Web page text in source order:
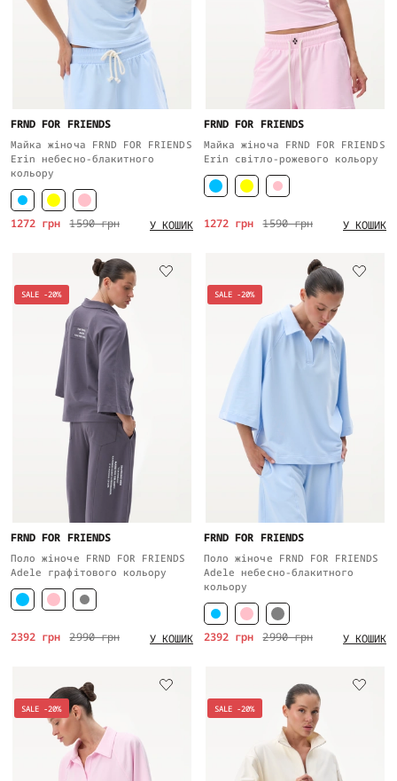
FRND FOR FRIENDS
Майка жіноча FRND FOR FRIENDS
Erin небесно-блакитного
кольору
1590 грн
1272 грн У КОШИК
FRND FOR FRIENDS
Майка жіноча FRND FOR FRIENDS
Erin світло-рожевого кольору
1590 грн
1272 грн У КОШИК
SALE -20%
FRND FOR FRIENDS
Поло жіноче FRND FOR FRIENDS
Adele графітового кольору
2990 грн
2392 грн У КОШИК
SALE -20%
FRND FOR FRIENDS
Поло жіноче FRND FOR FRIENDS
Adele небесно-блакитного
кольору
2990 грн
2392 грн У КОШИК
SALE -20% SALE -20%